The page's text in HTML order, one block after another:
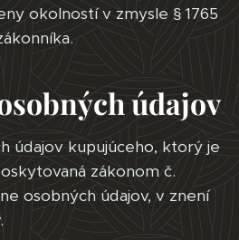
okolností v zmysle § 1765
údajov
údajov kupujúceho, ktorý je
zákonom č.
osobných údajov, v znení